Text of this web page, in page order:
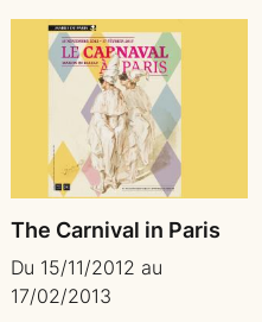
The Carnival in Paris
Du 15/11/2012 au
17/02/2013